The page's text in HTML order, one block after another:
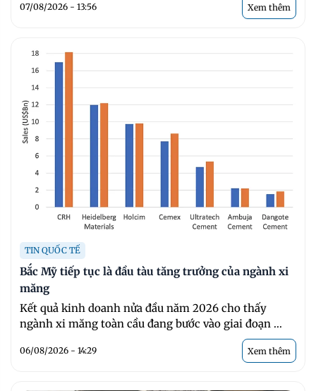
07/08/2026 - 13:56 Xem thêm
TIN QUỐC TẾ
Bắc Mỹ tiếp tục là đầu tàu tăng trưởng của ngành xi
măng
Kết quả kinh doanh nửa đầu năm 2026 cho thấy
ngành xi măng toàn cầu đang bước vào giai đoạn ...
06/08/2026 - 14:29 Xem thêm